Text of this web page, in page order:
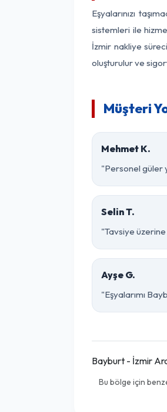
Eşyalarınızı
sistemleri ile
İzmir nakliye
oluşturulur ve
Müşteri
Mehmet K.
"Personel güler
Selin T.
"Tavsiye
Ayşe G.
"Eşyalarımı
Bayburt - İzmir
Bu bölge için